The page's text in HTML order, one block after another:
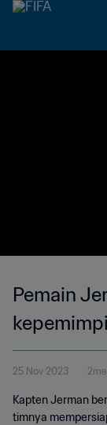
Pemain
Messi
25 Nov 2023
Kapten Jerman
timnya